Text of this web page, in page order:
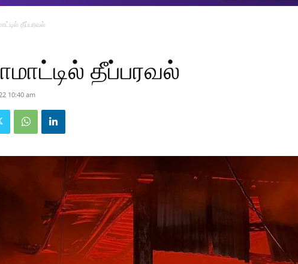
தீப்பரவல்
தீப்பரவல்
10:40 am